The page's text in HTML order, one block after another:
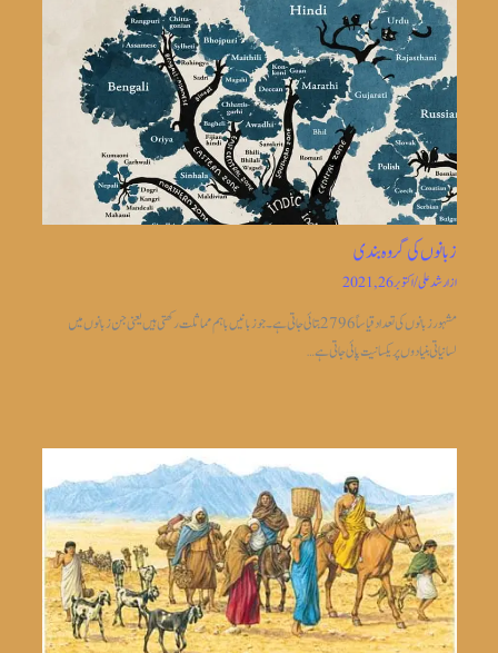
زبانوں کی گروہ بندی
ازارشد علی/اکتوبر 26, 2021
مشہور زبانوں کی تعداد قیاساً2796 بتائی جاتی ہے ۔جو زبانیں باہم مماثلت رکھتی ہیں یعنی جن زبانوں میں
لسانیاتی بنیادوں پر یکسانیت پائی جاتی ہے…